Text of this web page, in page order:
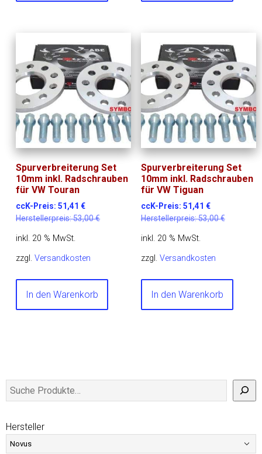
Spurverbreiterung Set
10mm inkl. Radschrauben
für VW Touran
ccK-Preis:51,41€
Herstellerpreis:53,00€
inkl. 20 % MwSt.
zzgl.Versandkosten
In den Warenkorb
Spurverbreiterung Set
10mm inkl. Radschrauben
für VW Tiguan
ccK-Preis: 51,41 €
Herstellerpreis:53,00€
inkl. 20 % MwSt.
zzgl. Versandkosten
In den Warenkorb
Hersteller